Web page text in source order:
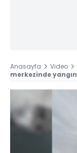
Anasayfa Video
merkezinde yangın